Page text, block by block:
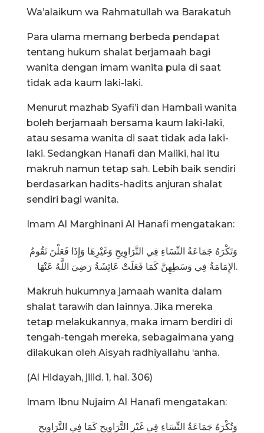
Wa’alaikum wa Rahmatullah wa Barakatuh
Para ulama memang berbeda pendapat
tentang hukum shalat berjamaah bagi
wanita dengan imam wanita pula di saat
tidak ada kaum laki-laki.
Menurut mazhab Syafi’i dan Hambali wanita
boleh berjamaah bersama kaum laki-laki,
atau sesama wanita di saat tidak ada laki-
laki. Sedangkan Hanafi dan Maliki, hal itu
makruh namun tetap sah. Lebih baik sendiri
berdasarkan hadits-hadits anjuran shalat
sendiri bagi wanita.
Imam Al Marghinani Al Hanafi mengatakan:
وَتَكْرَهُ جَمَاعَةُ النِّسَاءِ فِي التَّرَاوِيحِ وَغَيْرِهَا وَإِذَا فَعَلْنَ تَقُومُ
الإِمَامَةُ فِي وَسَطِهِنَّ كَمَا فَعَلَتْ عَائِشَةُ رَضِيَ اللَّهُ عَنْهَا.
Makruh hukumnya jamaah wanita dalam
shalat tarawih dan lainnya. Jika mereka
tetap melakukannya, maka imam berdiri di
tengah-tengah mereka, sebagaimana yang
dilakukan oleh Aisyah radhiyallahu ‘anha.
(Al Hidayah, jilid. 1, hal. 306)
Imam Ibnu Nujaim Al Hanafi mengatakan:
وَتُكْرَهُ جَمَاعَةُ النِّسَاءِ فِي غَيْرِ التَّرَاوِيحِ كَمَا فِي التَّرَاوِيحِ